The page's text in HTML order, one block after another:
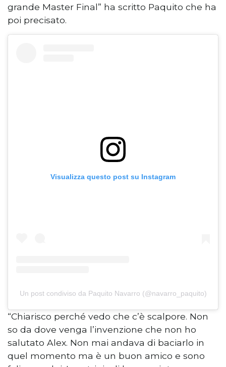
grande Master Final” ha scritto Paquito che ha
poi precisato.
Visualizza questo post su Instagram
Un post condiviso da Paquito Navarro (@navarro_paquito)
“Chiarisco perché vedo che c’è scalpore. Non
so da dove venga l’invenzione che non ho
salutato Alex. Non mai andava di baciarlo in
quel momento ma è un buon amico e sono